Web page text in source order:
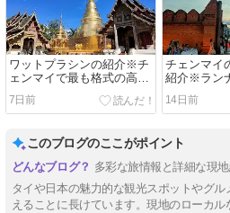
ワットプラシンの紹介※チ
ェンマイで最も格式の高い
寺院
7日前
チェンマイ
紹介※ラン
を残す旧市
14日前
このブログのここがポイント
多彩な旅情報と詳細な現
タイや日本の魅力的な観光スポットやグ
えることに長けています。現地のローカ